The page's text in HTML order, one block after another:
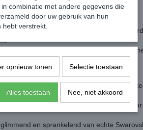
in 3 schaalmaten.
ronde pasvorm en een ovale pasvorm,
van een wasbare, sneldrogende stof;
perfecte combinatie tussen geavanceerde
iedereen aan te spreken die op zoek is
en sprankelend van echte
combinatie met andere gegevens die
door uw gebruik van hun
verstrekt.
opnieuw tonen Selectie toestaan
Alles toestaan Nee, niet akkoord